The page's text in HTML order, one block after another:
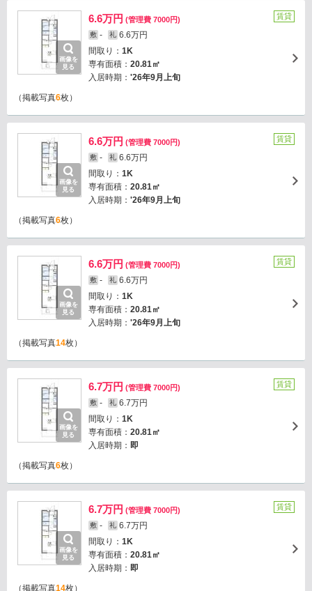
画像を
見る
6.6万円 (管理費 7000円)
敷 - 礼 6.6万円
間取り： 1K
専有面積： 20.81㎡
入居時期： '26年9月上旬
賃貸
（掲載写真6枚）
画像を
見る
6.6万円 (管理費 7000円)
敷 - 礼 6.6万円
間取り： 1K
専有面積： 20.81㎡
入居時期： '26年9月上旬
賃貸
（掲載写真6枚）
画像を
見る
6.6万円 (管理費 7000円)
敷 - 礼 6.6万円
間取り： 1K
専有面積： 20.81㎡
入居時期： '26年9月上旬
賃貸
（掲載写真14枚）
画像を
見る
6.7万円 (管理費 7000円)
敷 - 礼 6.7万円
間取り： 1K
専有面積： 20.81㎡
入居時期： 即
賃貸
（掲載写真6枚）
画像を
見る
6.7万円 (管理費 7000円)
敷 - 礼 6.7万円
間取り： 1K
専有面積： 20.81㎡
入居時期： 即
賃貸
（掲載写真14枚）